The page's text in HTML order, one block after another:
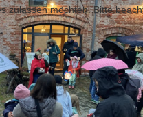
zulassen möchten. Bitte